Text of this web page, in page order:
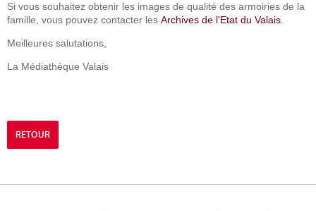
Si vous souhaitez obtenir les images de qualité des armoiries de la
famille, vous pouvez contacter les Archives de l'Etat du Valais
Meilleures salutations,
La Médiathèque Valais
RETOUR